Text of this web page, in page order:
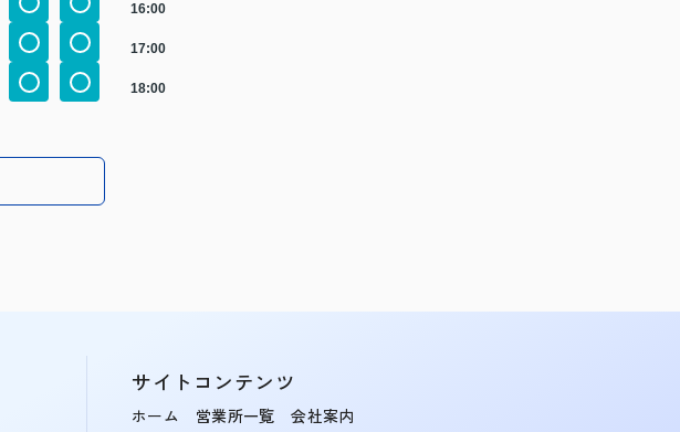
16:00
17:00
18:00
サイトコンテンツ
ホーム
営業所一覧
会社案内